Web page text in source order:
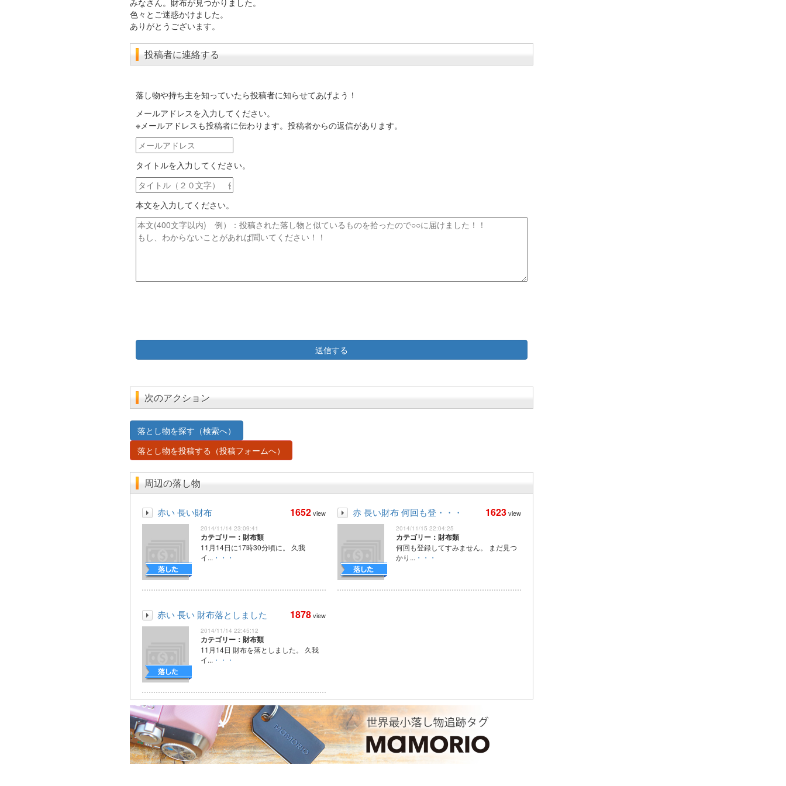
みなさん。財布が見つかりました。
色々とご迷惑かけました。
ありがとうございます。
投稿者に連絡する
落し物や持ち主を知っていたら投稿者に知らせてあげよう！
メールアドレスを入力してください。
※メールアドレスも投稿者に伝わります。投稿者からの返信があります。
メ
ー
ル
ア
ド
レ
ス
タイトルを入力してください。
タ
イ
ト
ル
本文を入力してください。
本
文
次のアクション
落とし物を探す（検索へ）
落とし物を投稿する（投稿フォームへ）
周辺の落し物
赤い 長い財布 1652view
2014/11/14 23:09:41
カテゴリー：財布類
11月14日に17時30分頃に。 久我
イ... ・・・
赤 長い財布 何回も登・・・ 1623view
2014/11/15 22:04:25
カテゴリー：財布類
何回も登録してすみません。 まだ見つ
かり... ・・・
赤い 長い 財布落としました 1878view
2014/11/14 22:45:12
カテゴリー：財布類
11月14日 財布を落としました。 久我
イ... ・・・